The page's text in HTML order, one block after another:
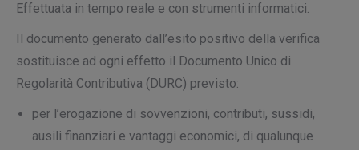
Effettuata in tempo reale e con strumenti informatici.
Il documento generato dall’esito positivo della verifica
sostituisce ad ogni effetto il Documento Unico di
Regolarità Contributiva (DURC) previsto:
per l’erogazione di sovvenzioni, contributi, sussidi,
ausili finanziari e vantaggi economici, di qualunque